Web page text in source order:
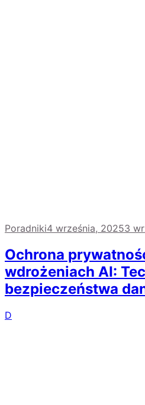
Poradniki4 września, 20253
Ochrona
wdrożeniach AI:
bezpieczeństwa
D